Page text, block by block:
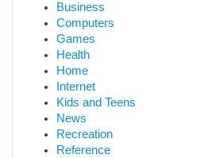
Business
Computers
Games
Health
Home
Internet
Kids and Teens
News
Recreation
Reference